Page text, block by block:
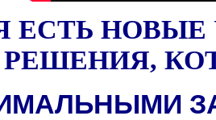
ЕСТЬ
РЕШЕНИЯ,